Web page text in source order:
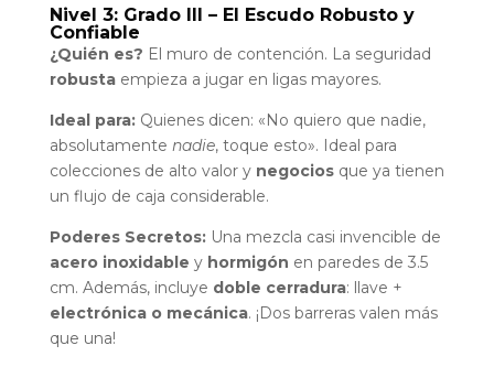
Nivel 3: Grado III – El Escudo Robusto y
Confiable
¿Quién es? El muro de contención. La seguridad
robustaempieza a jugar en ligas mayores.
Ideal para:Quienes dicen: «No quiero que nadie,
absolutamente nadie, toque esto». Ideal para
colecciones de alto valor y negociosque ya tienen
un flujo de caja considerable.
Poderes Secretos:Una mezcla casi invencible de
acero inoxidable y hormigón en paredes de 3.5
cm. Además, incluye doble cerradura: llave +
electrónica o mecánica. ¡Dos barreras valen más
que una!